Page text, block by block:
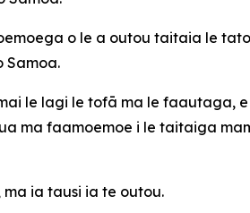
o le a outou taitaia le
Samoa.
le lagi le tofā ma le faautaga,
ma faamoemoe i le taitaiga
ia tausi ia te outou.